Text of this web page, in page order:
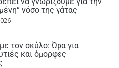
νόσο της γάτας
τον σκύλο: Ώρα για
και όμορφες